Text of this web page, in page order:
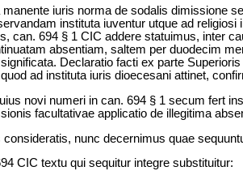
manente iuris norma de sodalis dimissione
instituta iuventur utque ad
can. 694 § 1 CIC addere statuimus, inter
absentiam, saltem per duodecim
Declaratio facti ex parte
ad instituta iuris dioecesani attinet,
novi numeri in can. 694 § 1 secum fert
facultativae applicatio de illegitima
consideratis, nunc decernimus quae
CIC textu qui sequitur integre substituitur: